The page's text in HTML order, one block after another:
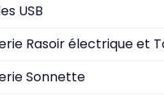
USB
Rasoir électrique et
Sonnette